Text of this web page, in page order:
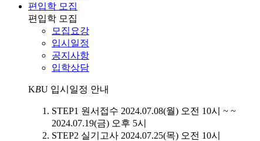
편입학 모집
편입학 모집
모집요강
입시일정
공지사항
입학상담
KBU 입시일정 안내
STEP1 원서접수 2024.07.08(월) 오전 10시 ~ ~
2024.07.19(금) 오후 5시
STEP2 실기고사 2024.07.25(목) 오전 10시